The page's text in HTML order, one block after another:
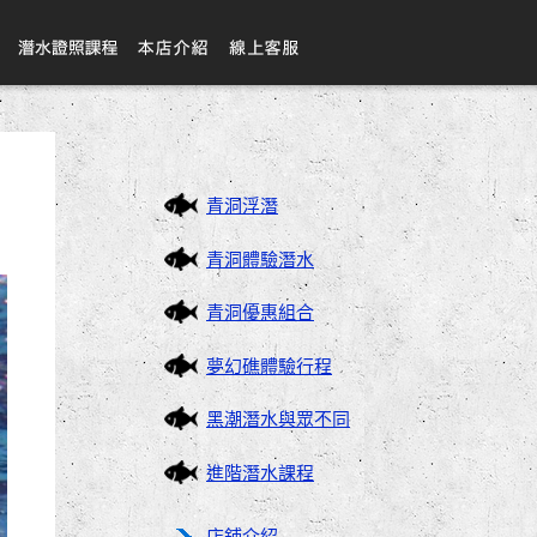
青洞浮潛
青洞體驗潛水
青洞優惠組合
夢幻礁體驗行程
黑潮潛水與眾不同
進階潛水課程